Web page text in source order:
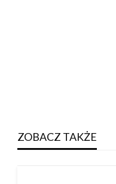
ZOBACZ TAKŻE